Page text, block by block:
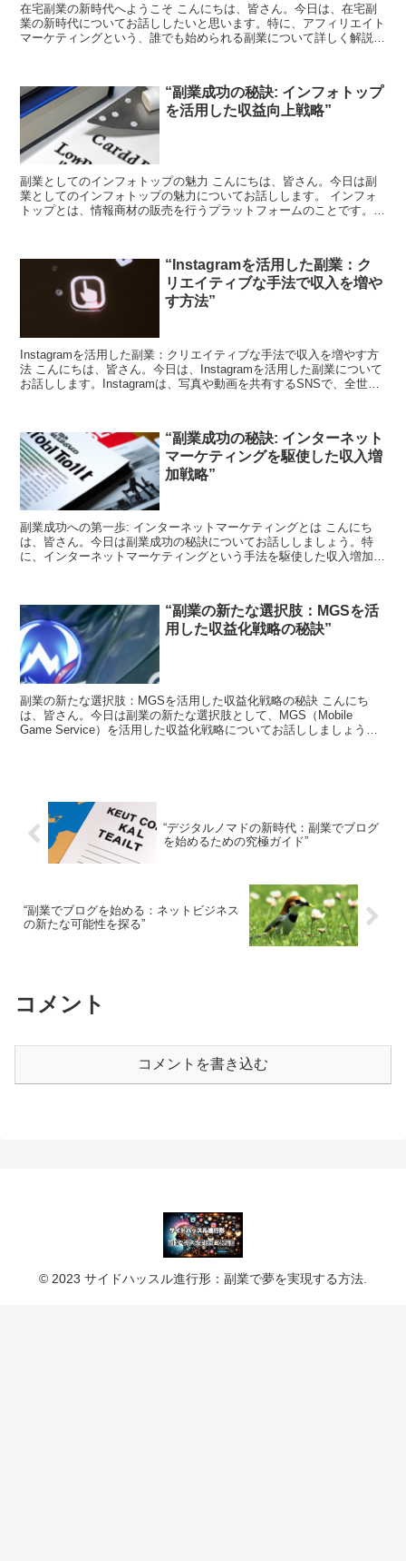
在宅副業の新時代へようこそ こんにちは、皆さん。今日は、在宅副
業の新時代についてお話ししたいと思います。特に、アフィリエイト
マーケティングという、誰でも始められる副業について詳しく解説し
“副業成功の秘訣: インフォトップ
を活用した収益向上戦略”
副業としてのインフォトップの魅力 こんにちは、皆さん。今日は副
業としてのインフォトップの魅力についてお話しします。 インフォ
トップとは、情報商材の販売を行うプラットフォームのことです。情
“Instagramを活用した副業：ク
リエイティブな手法で収入を増や
す方法”
Instagramを活用した副業：クリエイティブな手法で収入を増やす方
法 こんにちは、皆さん。今日は、Instagramを活用した副業について
お話しします。Instagramは、写真や動画を共有するSNSで、全世界
“副業成功の秘訣: インターネット
マーケティングを駆使した収入増
加戦略”
副業成功への第一歩: インターネットマーケティングとは こんにち
は、皆さん。今日は副業成功の秘訣についてお話ししましょう。特
に、インターネットマーケティングという手法を駆使した収入増加戦
“副業の新たな選択肢：MGSを活
用した収益化戦略の秘訣”
副業の新たな選択肢：MGSを活用した収益化戦略の秘訣 こんにち
は、皆さん。今日は副業の新たな選択肢として、MGS（Mobile
Game Service）を活用した収益化戦略についてお話ししましょう。
“デジタルノマドの新時代：副業でブログ
を始めるための究極ガイド”
“副業でブログを始める：ネットビジネス
の新たな可能性を探る”
コメント
コメントを書き込む
© 2023 サイドハッスル進行形：副業で夢を実現する方法.